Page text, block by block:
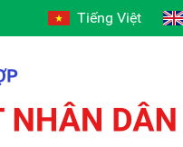
Tiếng Việt